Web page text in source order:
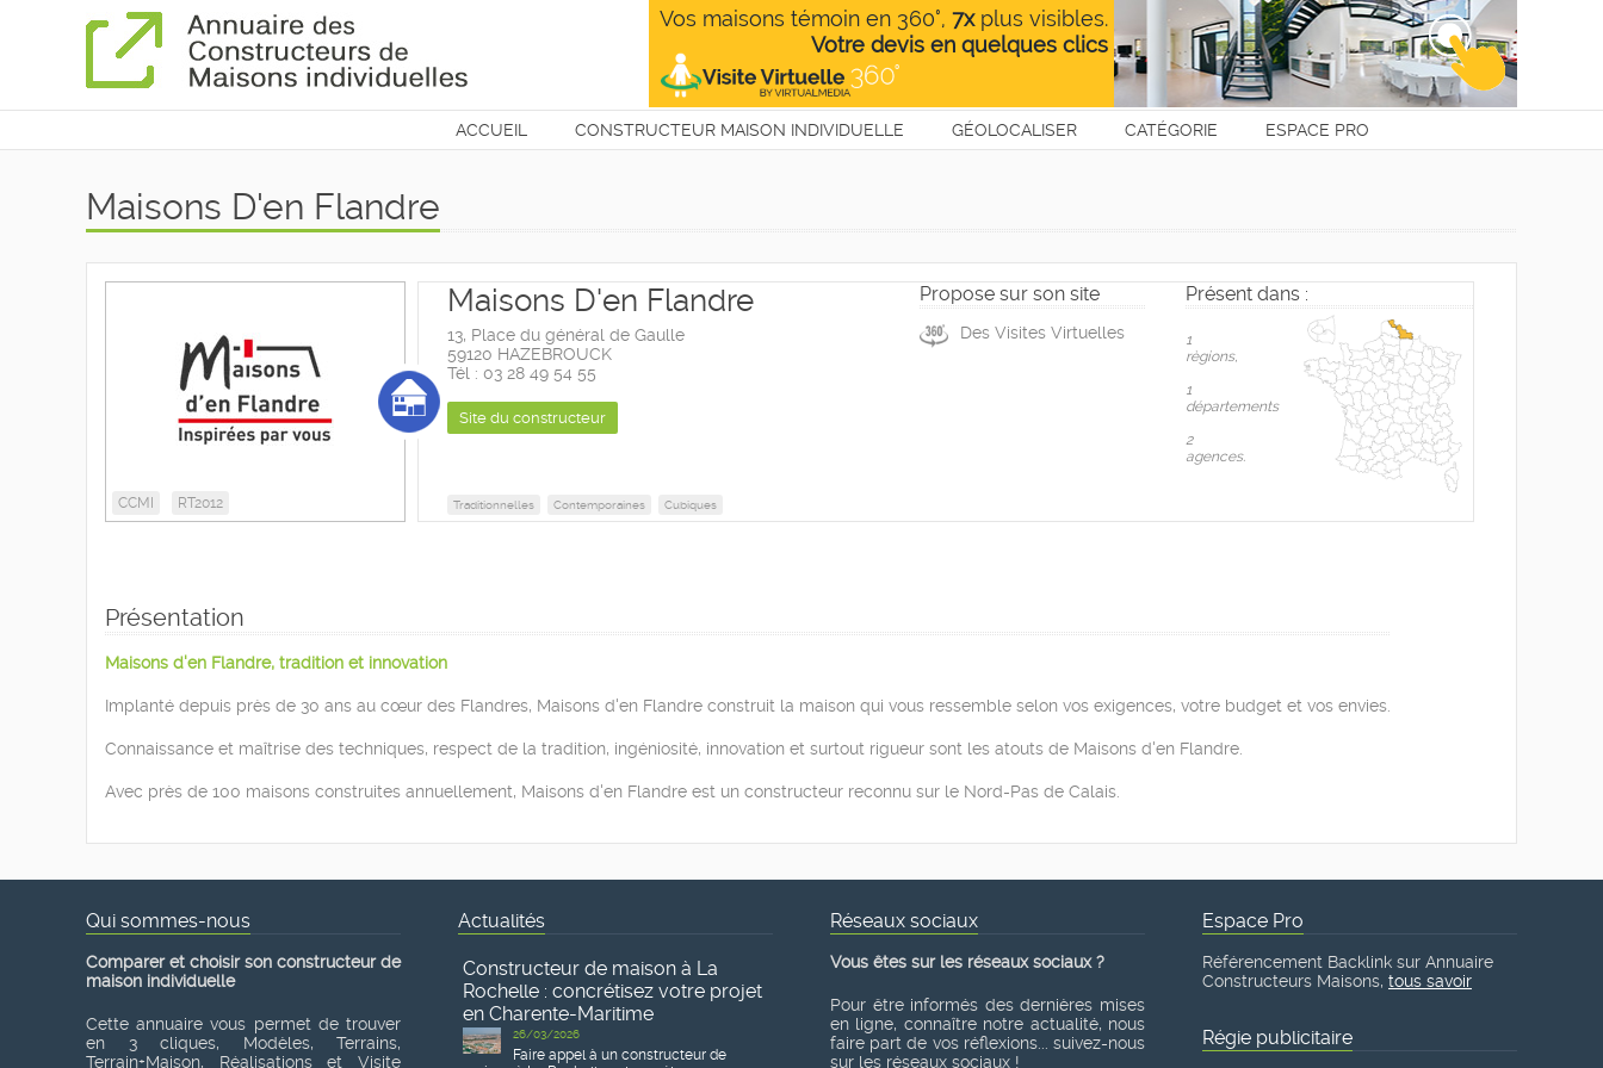
ACCUEIL CONSTRUCTEUR MAISON INDIVIDUELLE GÉOLOCALISER CATÉGORIE
ESPACE PRO
Maisons D'en Flandre
CCMI RT2012
Maisons D'en Flandre
13, Place du général de Gaulle
59120 HAZEBROUCK
Tél : 03 28 49 54 55
Site du constructeur
Propose sur son site
Des Visites Virtuelles
Présent dans :
1
règions,
1
départements
2
agences.
Traditionnelles Contemporaines Cubiques
Présentation
Maisons d'en Flandre, tradition et innovation
Implanté depuis près de 30 ans au cœur des Flandres, Maisons d'en Flandre construit la maison qui vous ressemble selon vos exigences, votre budget et vos envies.
Connaissance et maîtrise des techniques, respect de la tradition, ingéniosité, innovation et surtout rigueur sont les atouts de Maisons d'en Flandre.
Avec près de 100 maisons construites annuellement, Maisons d'en Flandre est un constructeur reconnu sur le Nord-Pas de Calais.
Qui sommes-nous
Comparer et choisir son constructeur de
maison individuelle
Cette annuaire vous permet de trouver
en 3 cliques, Modèles, Terrains,
Terrain+Maison, Réalisations et Visite
Actualités
Constructeur de maison à La
Rochelle : concrétisez votre projet
en Charente-Maritime
26/03/2026
Faire appel à un constructeur de
Réseaux sociaux
Vous êtes sur les réseaux sociaux ?
Pour être informés des dernières mises
en ligne, connaître notre actualité, nous
faire part de vos réflexions... suivez-nous
sur les réseaux sociaux !
Espace Pro
Référencement Backlink sur Annuaire
Constructeurs Maisons, tous savoir
Régie publicitaire